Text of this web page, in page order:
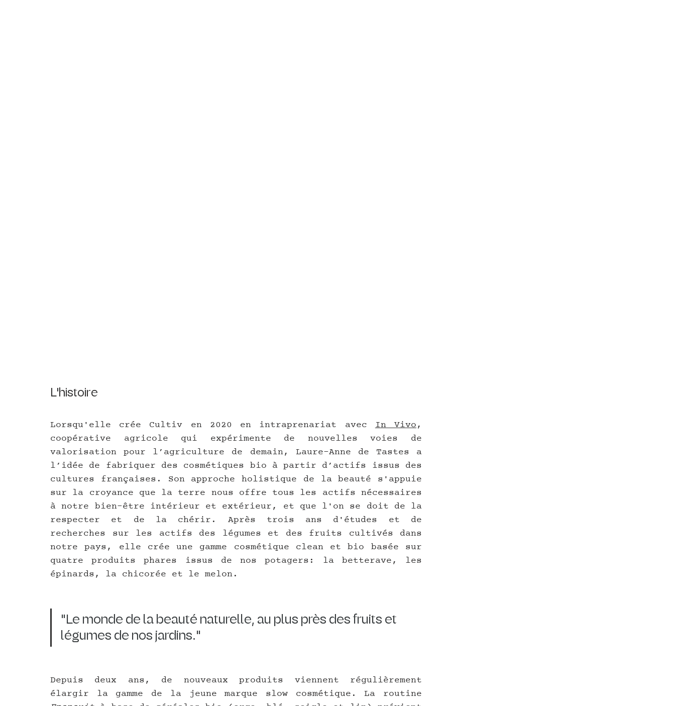
L'histoire
Lorsqu'elle crée Cultiv en 2020 en intraprenariat avec In Vivo,
coopérative agricole qui expérimente de nouvelles voies de
valorisation pour l’agriculture de demain, Laure-Anne de Tastes a
l’idée de fabriquer des cosmétiques bio à partir d’actifs issus des
cultures françaises. Son approche holistique de la beauté s'appuie
sur la croyance que la terre nous offre tous les actifs nécessaires
à notre bien-être intérieur et extérieur, et que l'on se doit de la
respecter et de la chérir. Après trois ans d'études et de
recherches sur les actifs des légumes et des fruits cultivés dans
notre pays, elle crée une gamme cosmétique clean et bio basée sur
quatre produits phares issus de nos potagers: la betterave, les
épinards, la chicorée et le melon.
"Le monde de la beauté naturelle, au plus près des fruits et
légumes de nos jardins."
Depuis deux ans, de nouveaux produits viennent régulièrement